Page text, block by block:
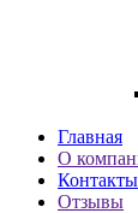
Главная
О
Контакты
Отзывы